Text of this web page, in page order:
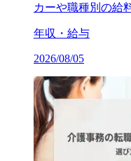
カーや職種別の給
年収・給与
2026/08/05